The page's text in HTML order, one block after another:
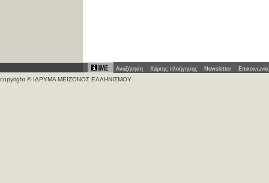
Αναζήτηση Χάρτης πλοήγησης Newsletter Επικοινωνία
copyright © ΙΔΡΥΜΑ ΜΕΙΖΟΝΟΣ ΕΛΛΗΝΙΣΜΟΥ